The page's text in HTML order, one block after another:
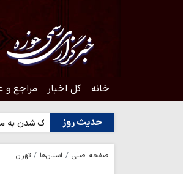
خانه کل اخبار مراجع و
حدیث روز
حدیث روز | راه نزدیک شدن به محبت
صفحه اصلی استان‌ها تهران